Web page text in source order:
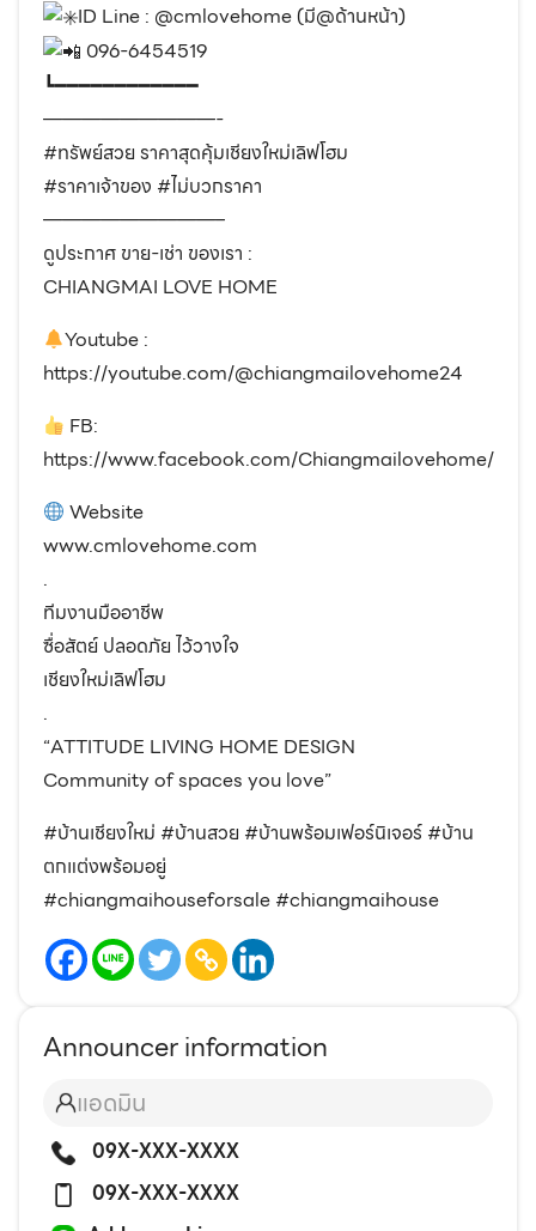
ID Line : @cmlovehome (มี@ด้านหน้า)
096-6454519
┗━━━━━━━━━━━━
—————————-
#ทรัพย์สวย ราคาสุดคุ้มเชียงใหม่เลิฟโฮม
#ราคาเจ้าของ #ไม่บวกราคา
—————————–
ดูประกาศ ขาย-เช่า ของเรา :
CHIANGMAI LOVE HOME
Youtube :
https://youtube.com/@chiangmailovehome24
FB:
https://www.facebook.com/Chiangmailovehome/
Website
www.cmlovehome.com
.
ทีมงานมืออาชีพ
ซื่อสัตย์ ปลอดภัย ไว้วางใจ
เชียงใหม่เลิฟโฮม
.
“ATTITUDE LIVING HOME DESIGN
Community of spaces you love”
#บ้านเชียงใหม่ #บ้านสวย #บ้านพร้อมเฟอร์นิเจอร์ #บ้าน
ตกแต่งพร้อมอยู่
#chiangmaihouseforsale #chiangmaihouse
Announcer information
แอดมิน
09X-XXX-XXXX
09X-XXX-XXXX